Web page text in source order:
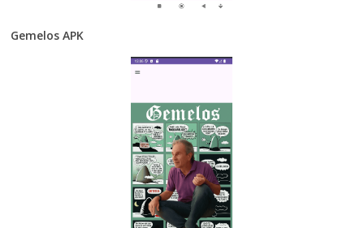
Gemelos APK